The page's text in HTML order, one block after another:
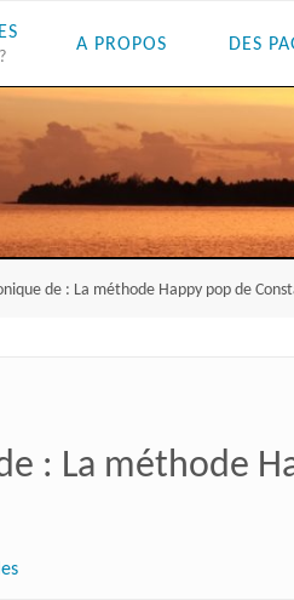
ES
A PROPOS DES
de : La méthode Happy pop de
: La méthode